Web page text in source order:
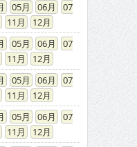
05 06
07
11
12
05 06
07
11
12
05 06
07
11
12
05 06
07
11
12